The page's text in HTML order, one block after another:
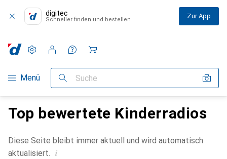
digitec
Schneller finden und bestellen Zur App
Navigation nach Kategorien
Menü Suche
Einstellungen
Kundenkonto
Vergleichslisten
Merklisten
Warenkorb
Top bewertete Kinderradios
Diese Seite bleibt immer aktuell und wird automatisch
aktualisiert. i